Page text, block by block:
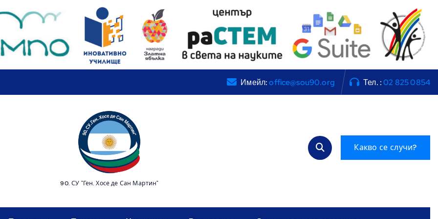
Имейл: office@sou90.org Тел. : 02 825 0854
90. СУ "Ген. Хосе де Сан Мартин"